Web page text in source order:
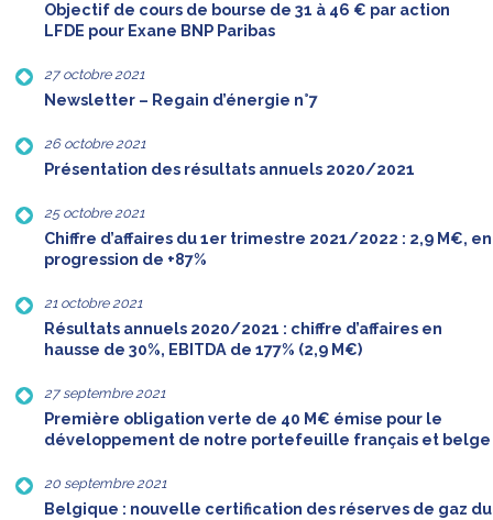
Objectif de cours de bourse de 31 à 46 € par action
LFDE pour Exane BNP Paribas
27 octobre 2021
Newsletter – Regain d’énergie n°7
26 octobre 2021
Présentation des résultats annuels 2020/2021
25 octobre 2021
Chiffre d’affaires du 1er trimestre 2021/2022 : 2,9 M€, en
progression de +87%
21 octobre 2021
Résultats annuels 2020/2021 : chiffre d’affaires en
hausse de 30%, EBITDA de 177% (2,9 M€)
27 septembre 2021
Première obligation verte de 40 M€ émise pour le
développement de notre portefeuille français et belge
20 septembre 2021
Belgique : nouvelle certification des réserves de gaz du